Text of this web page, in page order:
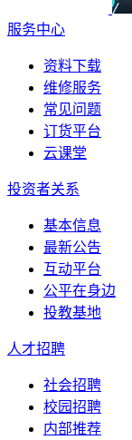
服务中心
资料下载
维修服务
常见问题
订货平台
云课堂
投资者关系
基本信息
最新公告
互动平台
公平在身边
投教基地
人才招聘
社会招聘
校园招聘
内部推荐